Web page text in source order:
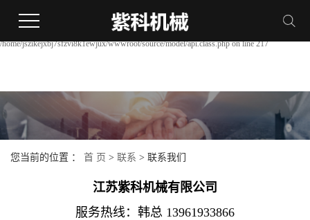
file_put_contents(/home/jszikejxbj7sfzvi8k1ewjux/wwwroot/source/cache/license_cache.php):
failed to open stream: Permission denied in
/home/jszikejxbj7sfzvi8k1ewjux/wwwroot/source/model/api.class.php on line 217
您当前的位置 ： 首 页 > 联系 > 联系我们
江苏紫科机械有限公司
服务热线：韩总 13961933866